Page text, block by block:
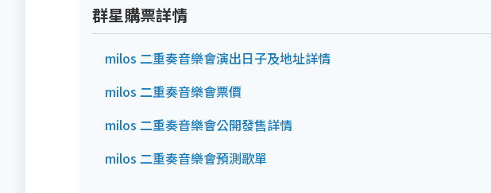
群星購票詳情
milos 二重奏音樂會演出日子及地址詳情
milos 二重奏音樂會票價
milos 二重奏音樂會公開發售詳情
milos 二重奏音樂會預測歌單